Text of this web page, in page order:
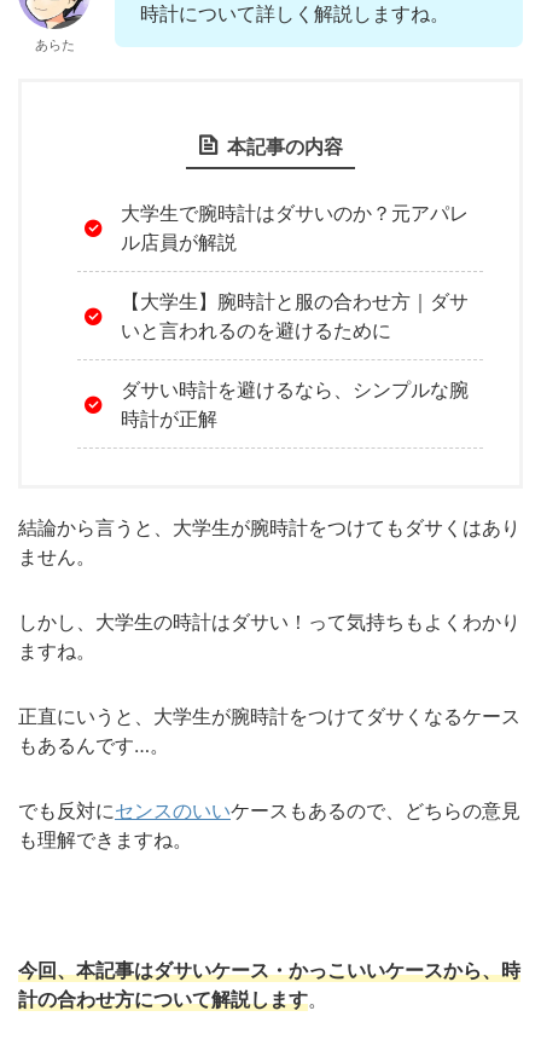
あらた
時計について詳しく解説しますね。
本記事の内容
大学生で腕時計はダサいのか？元アパレ
ル店員が解説
【大学生】腕時計と服の合わせ方｜ダサ
いと言われるのを避けるために
ダサい時計を避けるなら、シンプルな腕
時計が正解
結論から言うと、大学生が腕時計をつけてもダサくはあり
ません。
しかし、大学生の時計はダサい！って気持ちもよくわかり
ますね。
正直にいうと、大学生が腕時計をつけてダサくなるケース
もあるんです…。
でも反対にセンスのいいケースもあるので、どちらの意見
も理解できますね。
今回、本記事はダサいケース・かっこいいケースから、時
計の合わせ方について解説します。